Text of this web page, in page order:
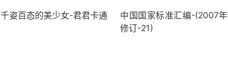
千姿百态的美少女-君君卡通
中国国家标准汇编-(2007年
修订-21)